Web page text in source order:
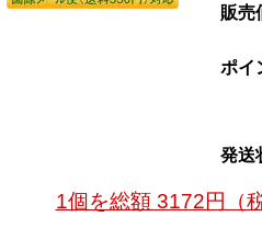
販売
ポイ
発送
1個を総額 3172円（